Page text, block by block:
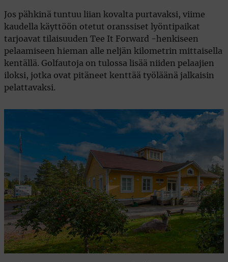
Jos pähkinä tuntuu liian kovalta purtavaksi, viime
kaudella käyttöön otetut oranssiset lyöntipaikat
tarjoavat tilaisuuden Tee It Forward -henkiseen
pelaamiseen hieman alle neljän kilometrin mittaisella
kentällä. Golfautoja on tulossa lisää niiden pelaajien
iloksi, jotka ovat pitäneet kenttää työläänä jalkaisin
pelattavaksi.